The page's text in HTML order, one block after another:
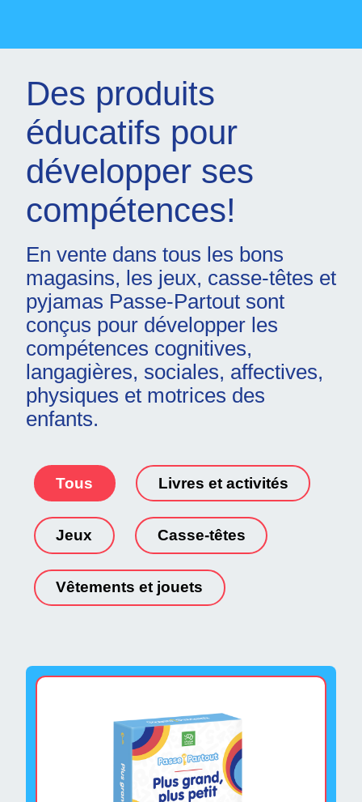
Des produits
éducatifs pour
développer ses
compétences!
En vente dans tous les bons
magasins, les jeux, casse-têtes et
pyjamas Passe-Partout sont
conçus pour développer les
compétences cognitives,
langagières, sociales, affectives,
physiques et motrices des
enfants.
Tous Livres et activités
Jeux Casse-têtes
Vêtements et jouets